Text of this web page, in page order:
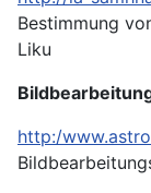
Bestimmung
Liku
http:/